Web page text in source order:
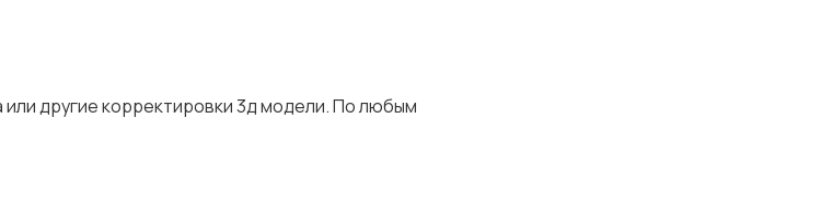
другие корректировки 3д модели. По любым